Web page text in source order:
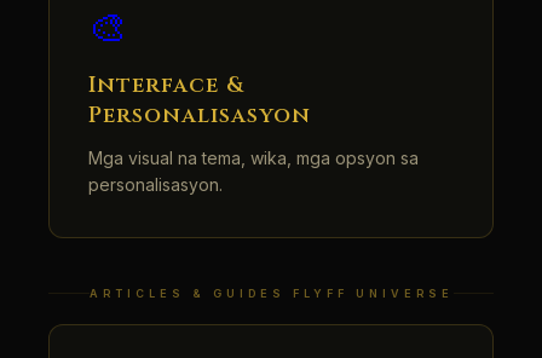
🎨
Interface &
Personalisasyon
Mga visual na tema, wika, mga opsyon sa
personalisasyon.
ARTICLES & GUIDES FLYFF UNIVERSE